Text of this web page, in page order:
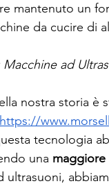
mantenuto un
da cucire di
ad
nostra storia è
https://
tecnologia
una
ultrasuoni,